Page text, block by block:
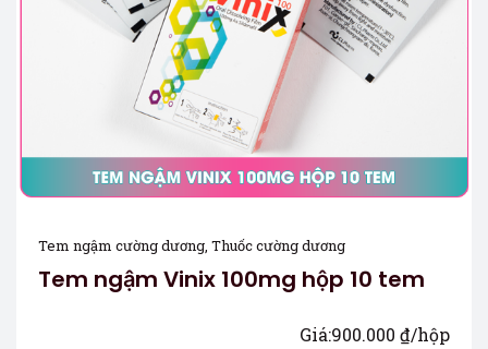
Tem ngậm cường dương, Thuốc cường dương
Tem ngậm Vinix 100mg hộp 10 tem
Giá:900.000 ₫/hộp